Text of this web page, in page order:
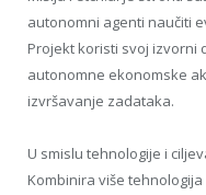
autonomni agenti naučiti
Projekt koristi svoj izvorni
autonomne ekonomske
izvršavanje zadataka.
U smislu tehnologije i
Kombinira više